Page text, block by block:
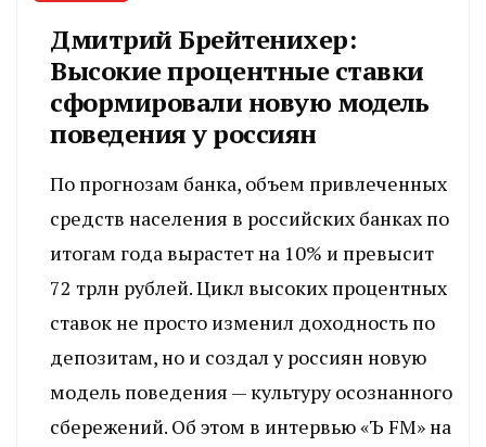
Дмитрий Брейтенихер:
Высокие процентные ставки
сформировали новую модель
поведения у россиян
По прогнозам банка, объем привлеченных
средств населения в российских банках по
итогам года вырастет на 10% и превысит
72 трлн рублей. Цикл высоких процентных
ставок не просто изменил доходность по
депозитам, но и создал у россиян новую
модель поведения — культуру осознанного
сбережений. Об этом в интервью «Ъ FM» на